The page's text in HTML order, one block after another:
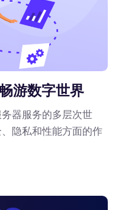
游数字世界
器服务的多层次世
隐私和性能方面的作